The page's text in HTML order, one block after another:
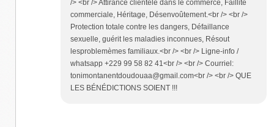
/> <br /> Attirance clientèle dans le commerce, Faillite
commerciale, Héritage, Désenvoûtement.<br /> <br />
Protection totale contre les dangers, Défaillance
sexuelle, guérit les maladies inconnues, Résout
lesproblemèmes familiaux.<br /> <br /> Ligne-info /
whatsapp +229 99 58 82 41<br /> <br /> Courriel:
tonimontanentdoudouaa@gmail.com<br /> <br /> QUE
LES BÉNÉDICTIONS SOIENT !!!